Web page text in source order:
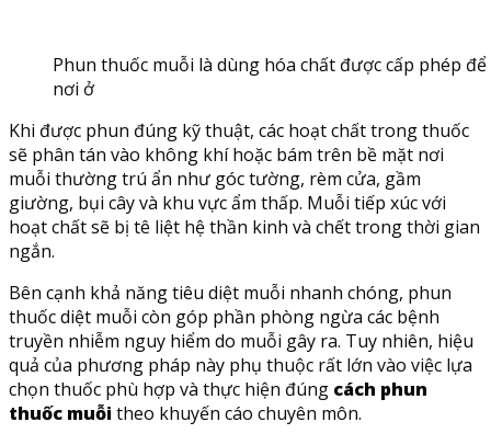
Phun thuốc muỗi là dùng hóa chất được cấp phép
nơi ở
Khi được phun đúng kỹ thuật, các hoạt chất trong thuốc
sẽ phân tán vào không khí hoặc bám trên bề mặt nơi
muỗi thường trú ẩn như góc tường, rèm cửa, gầm
giường, bụi cây và khu vực ẩm thấp. Muỗi tiếp xúc với
hoạt chất sẽ bị tê liệt hệ thần kinh và chết trong thời gian
ngắn.
Bên cạnh khả năng tiêu diệt muỗi nhanh chóng, phun
thuốc diệt muỗi còn góp phần phòng ngừa các bệnh
truyền nhiễm nguy hiểm do muỗi gây ra. Tuy nhiên, hiệu
quả của phương pháp này phụ thuộc rất lớn vào việc lựa
chọn thuốc phù hợp và thực hiện đúng cách phun
thuốc muỗitheo khuyến cáo chuyên môn.